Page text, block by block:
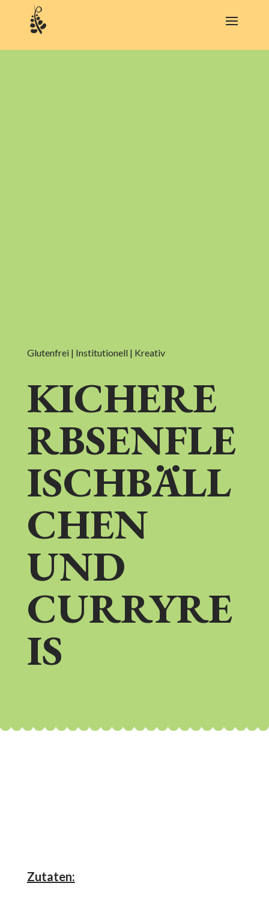
Glutenfrei | Institutionell | Kreativ
KICHERE
RBSENFLE
ISCHBÄLL
CHEN
UND
CURRYRE
IS
Zutaten: